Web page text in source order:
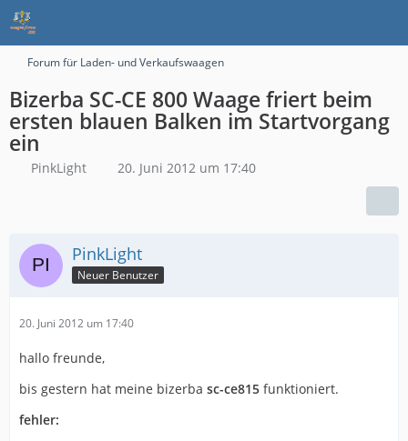
Forum für Laden- und Verkaufswaagen
Bizerba SC-CE 800 Waage friert beim
ersten blauen Balken im Startvorgang
ein
PinkLight 20. Juni 2012 um 17:40
PinkLight
Neuer Benutzer
20. Juni 2012 um 17:40
hallo freunde,
bis gestern hat meine bizerba sc-ce815 funktioniert.
fehler: